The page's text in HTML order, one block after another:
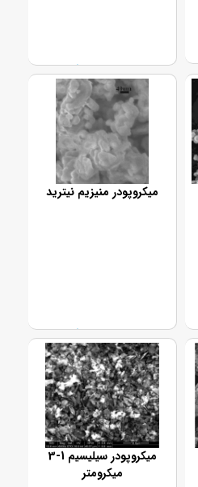
تماس بگیرید
میکروپودر منیزیم نیترید
تماس بگیرید
میکروپودر سیلیسیم 1-3
میکرومتر